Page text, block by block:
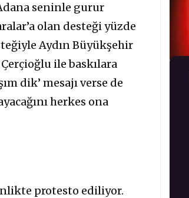
seninle gurur
olan desteği yüzde
Aydın Büyükşehir
ile baskılara
dik’ mesajı verse de
herkes ona
protesto ediliyor.